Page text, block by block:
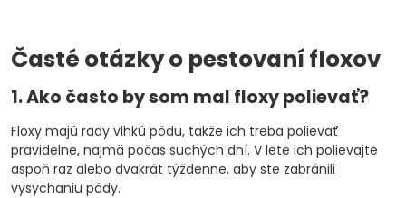
Časté otázky o pestovaní floxov
1. Ako často by som mal floxy polievať?
Floxy majú rady vlhkú pôdu, takže ich treba polievať
pravidelne, najmä počas suchých dní. V lete ich polievajte
aspoň raz alebo dvakrát týždenne, aby ste zabránili
vysychaniu pôdy.